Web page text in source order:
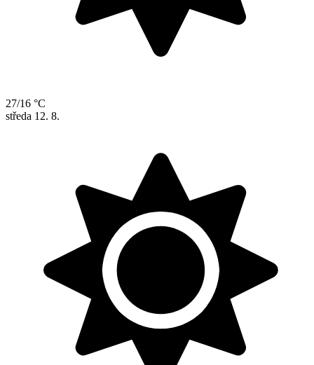
27/16 °C
středa 12. 8.